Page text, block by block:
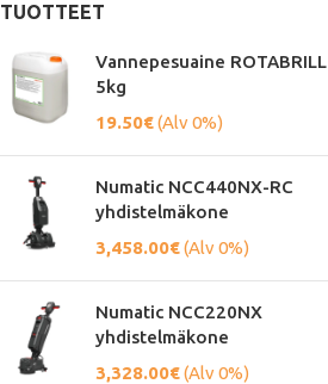
TUOTTEET
Vannepesuaine ROTABRILL
5kg
19.50€(Alv 0%)
Numatic NCC440NX-RC
yhdistelmäkone
3,458.00€(Alv 0%)
Numatic NCC220NX
yhdistelmäkone
3,328.00€(Alv 0%)